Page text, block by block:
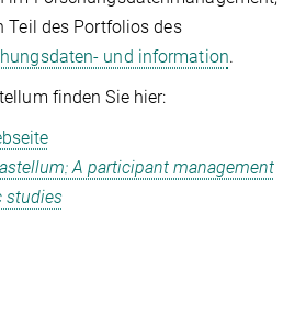
Teil des Portfolios des
und information.
finden Sie hier:
A participant management
studies